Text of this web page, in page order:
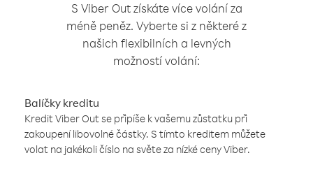
S Viber Out získáte více volání za
méně peněz. Vyberte si z některé z
našich flexibilních a levných
možností volání:
Balíčky kreditu
Kredit Viber Out se připíše k vašemu zůstatku při
zakoupení libovolné částky. S tímto kreditem můžete
volat na jakékoli číslo na světe za nízké ceny Viber.